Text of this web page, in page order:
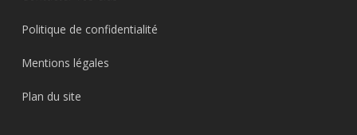
Politique de confidentialité
Mentions légales
Plan du site